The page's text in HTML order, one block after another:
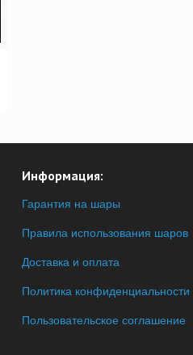
Информация:
Гарантия на шары
Правила использования шаров
Доставка и оплата
Политика конфиденциальности
Пользовательское соглашение